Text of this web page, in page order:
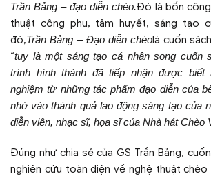
Trần Bảng – đạo diễn chèo.Đó là bốn
thuật công phu, tâm huyết, sáng tạo
đó,Trần Bảng – Đạo diễn chèolà cuốn
“tuy là một sáng tạo cá nhân song cuốn
trình hình thành đã tiếp nhận được biết
nghiệm từ những tác phẩm đạo diễn của
nhờ vào thành quả lao động sáng tạo của
diễn viên, nhạc sĩ, họa sĩ của Nhà hát Chèo
Đúng như chia sẻ của GS Trần Bảng,
nghiên cứu toàn diện về nghệ thuật chèo